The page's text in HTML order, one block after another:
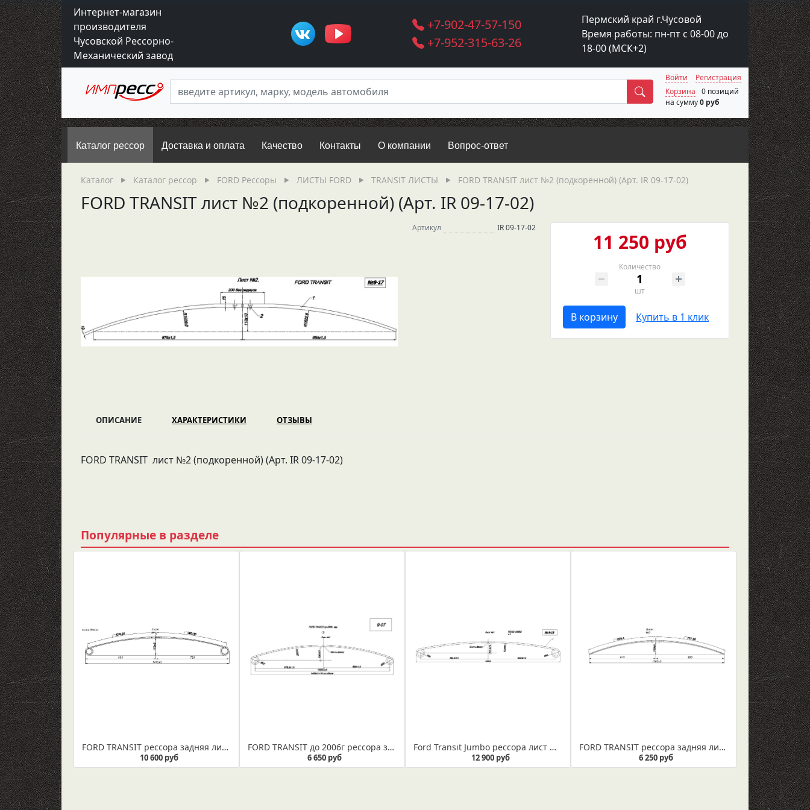
Интернет-магазин
производителя
Чусовской Рессорно-
Механический завод
+7-902-47-57-150
+7-952-315-63-26
Пермский край г.Чусовой
Время работы: пн-пт с 08-00 до
18-00 (МСК+2)
Поиск
Войти
Регистрация
Корзина
0 позиций
на сумму0 руб
Каталог рессор Доставка и оплата Качество Контакты О компании Вопрос-ответ
Каталог Каталог рессор FORD Рессоры ЛИСТЫ FORD TRANSIT ЛИСТЫ FORD TRANSIT лист №2 (подкоренной) (Арт. IR 09-17-02)
FORD TRANSIT лист №2 (подкоренной) (Арт. IR 09-17-02)
Артикул IR 09-17-02
11 250 руб
Количество
шт
В корзину Купить в 1 клик
ОПИСАНИЕ ХАРАКТЕРИСТИКИ ОТЗЫВЫ
FORD TRANSIT лист №2 (подкоренной) (Арт. IR 09-17-02)
Популярные в разделе
FORD TRANSIT рессора задняя лист № 1 (Арт. IR 09-30-01)
10 600 руб
FORD TRANSIT до 2006г рессора задняя лист №1 (коренной) (Арт. IR 09-07-01)
6 650 руб
Ford Transit Jumbo рессора лист №1 (коренной) (Арт. IR 09-15-01)
12 900 руб
FORD TRANSIT рессора задняя лист № 2 (Арт. IR 09-30-02)
6 250 руб